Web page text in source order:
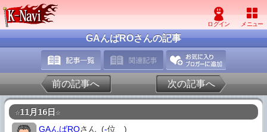
GAんばROさんの記事
前の記事へ 次の記事へ
☆11月16日☆
GAんばROさん (-位 )